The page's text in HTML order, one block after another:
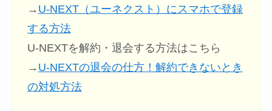
→ U-NEXT（ユーネクスト）にスマホで登録
する方法
U-NEXTを解約・退会する方法はこちら
→ U-NEXTの退会の仕方！解約できないとき
の対処方法